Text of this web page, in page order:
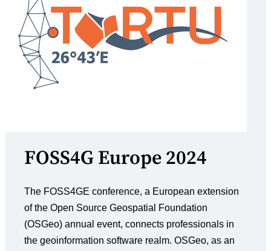
FOSS4G Europe 2024
The FOSS4GE conference, a European extension
of the Open Source Geospatial Foundation
(OSGeo) annual event, connects professionals in
the geoinformation software realm. OSGeo, as an